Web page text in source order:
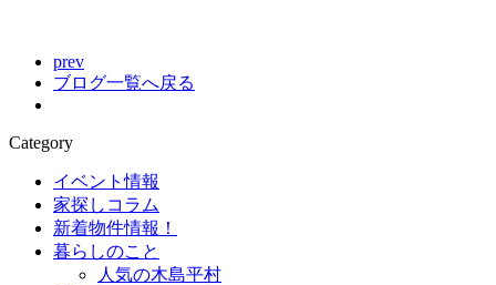
prev
ブログ一覧へ戻る
Category
イベント情報
家探しコラム
新着物件情報！
暮らしのこと
人気の木島平村